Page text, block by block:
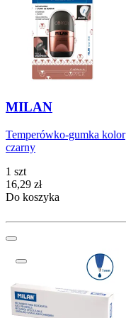
MILAN
Temperówko-gumka kolor
czarny
1 szt
Cena
16,29 zł
Do koszyka